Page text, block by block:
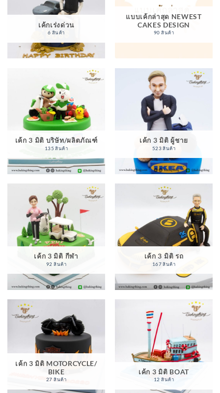
เค้กเร่งด่วน
6 สินค้า
แบบเค้กล่าสุด NEWEST
CAKES DESIGN
90 สินค้า
เค้ก 3 มิติ บริษัท/ผลิตภัณฑ์
135 สินค้า
เค้ก 3 มิติ ผู้ชาย
523 สินค้า
เค้ก 3 มิติ กีฬา
92 สินค้า
เค้ก 3 มิติ รถ
167 สินค้า
เค้ก 3 มิติ MOTORCYCLE/
BIKE
27 สินค้า
เค้ก 3 มิติ BOAT
12 สินค้า